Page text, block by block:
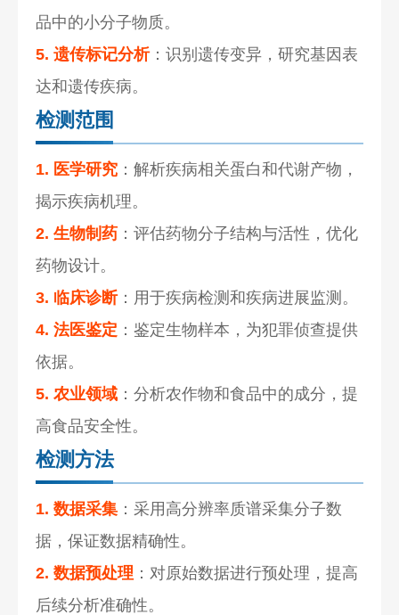
品中的小分子物质。
5. 遗传标记分析：识别遗传变异，研究基因表
达和遗传疾病。
检测范围
1. 医学研究 ：解析疾病相关蛋白和代谢产物，
揭示疾病机理。
2. 生物制药 ：评估药物分子结构与活性，优化
药物设计。
3. 临床诊断：用于疾病检测和疾病进展监测。
4. 法医鉴定 ：鉴定生物样本，为犯罪侦查提供
依据。
5. 农业领域 ：分析农作物和食品中的成分，提
高食品安全性。
检测方法
1. 数据采集 ：采用高分辨率质谱采集分子数
据，保证数据精确性。
2. 数据预处理 ：对原始数据进行预处理，提高
后续分析准确性。